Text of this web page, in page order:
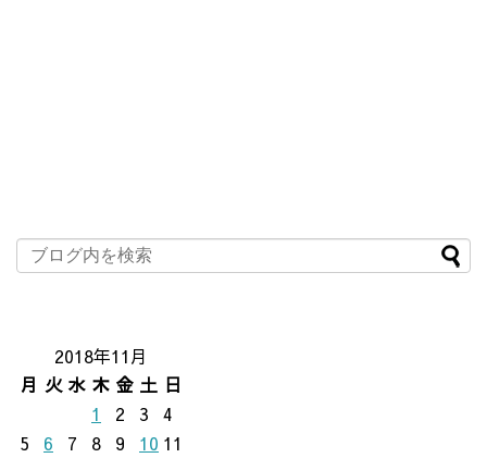
2018年11月
月 火 水 木 金 土 日
1
2 3
4
5
6 7 8 9 10 11